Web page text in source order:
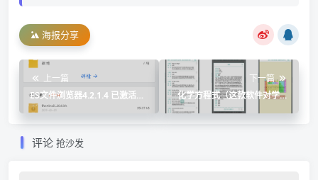
海报分享
上一篇
ES文件浏览器4.2.1.4 已激活
VIP
下一篇
化学方程式（这款软件对学习
化学有很大的帮助）
评论 抢沙发